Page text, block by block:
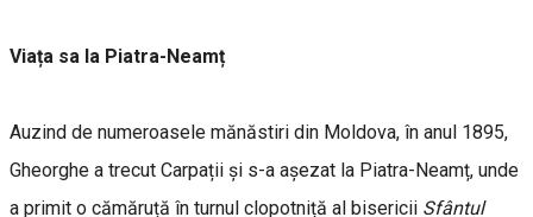
Viața sa la Piatra-Neamț
Auzind de numeroasele mănăstiri din Moldova, în anul 1895,
Gheorghe a trecut Carpații și s-a așezat la Piatra-Neamț, unde
a primit o cămăruță în turnul clopotniță al bisericii Sfântul